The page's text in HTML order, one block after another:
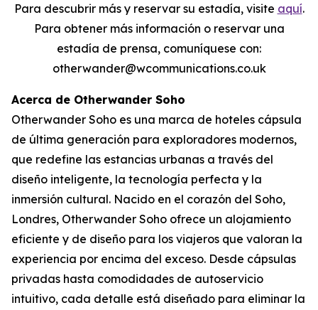
Para descubrir más y reservar su estadía, visite aquí.
Para obtener más información o reservar una
estadía de prensa, comuníquese con:
otherwander@wcommunications.co.uk
Acerca de Otherwander Soho
Otherwander Soho es una marca de hoteles cápsula
de última generación para exploradores modernos,
que redefine las estancias urbanas a través del
diseño inteligente, la tecnología perfecta y la
inmersión cultural. Nacido en el corazón del Soho,
Londres, Otherwander Soho ofrece un alojamiento
eficiente y de diseño para los viajeros que valoran la
experiencia por encima del exceso. Desde cápsulas
privadas hasta comodidades de autoservicio
intuitivo, cada detalle está diseñado para eliminar la